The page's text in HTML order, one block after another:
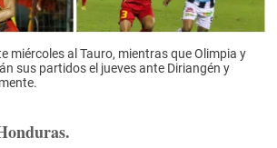
miércoles al Tauro, mientras que Olimpia y
sus partidos el jueves ante Diriangén y